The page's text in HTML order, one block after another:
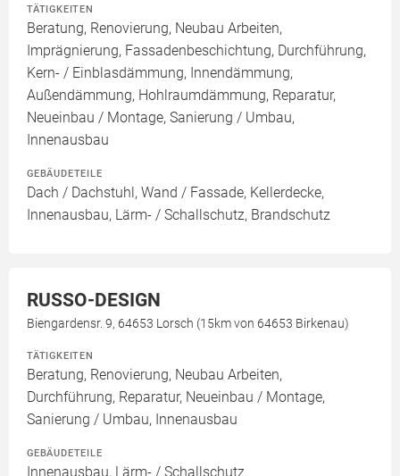
TÄTIGKEITEN
Beratung, Renovierung, Neubau Arbeiten,
Imprägnierung, Fassadenbeschichtung, Durchführung,
Kern- / Einblasdämmung, Innendämmung,
Außendämmung, Hohlraumdämmung, Reparatur,
Neueinbau / Montage, Sanierung / Umbau,
Innenausbau
GEBÄUDETEILE
Dach / Dachstuhl, Wand / Fassade, Kellerdecke,
Innenausbau, Lärm- / Schallschutz, Brandschutz
RUSSO-DESIGN
Biengardensr. 9, 64653 Lorsch (15km von 64653 Birkenau)
TÄTIGKEITEN
Beratung, Renovierung, Neubau Arbeiten,
Durchführung, Reparatur, Neueinbau / Montage,
Sanierung / Umbau, Innenausbau
GEBÄUDETEILE
Innenausbau, Lärm- / Schallschutz